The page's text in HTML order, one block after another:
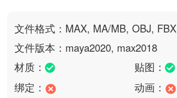
文件格式：MAX, MA/MB, OBJ, FBX
文件版本：maya2020, max2018
材质：
贴图：
绑定：
动画：